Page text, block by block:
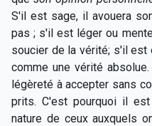
S'il est sage, il avouera
pas ; s'il est léger ou
soucier de la vérité; s'il est
comme une vérité
légèreté à accepter sans
prits. C'est pourquoi il
nature de ceux auxquels